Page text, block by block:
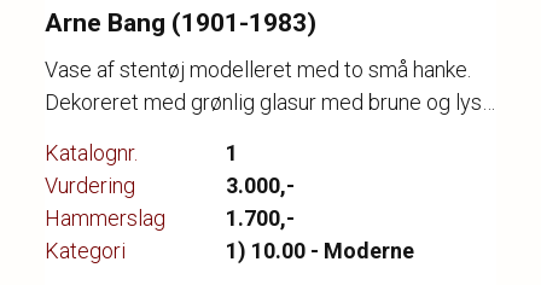
Arne Bang (1901-1983)
Vase af stentøj modelleret med to små hanke.
Dekoreret med grønlig glasur med brune og lyse
14,5 cm.
Katalognr.
1
Vurdering
3.000,-
Hammerslag
1.700,-
Kategori
1) 10.00 - Moderne